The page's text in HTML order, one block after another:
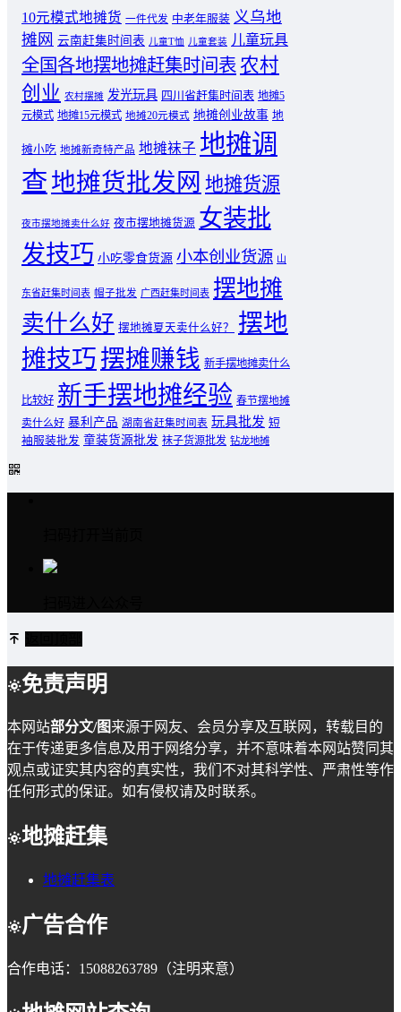
10元模式地摊货 一件代发 中老年服装 义乌地
摊网 云南赶集时间表 儿童T恤 儿童套装 儿童玩具
全国各地摆地摊赶集时间表 农村
创业 农村摆摊 发光玩具 四川省赶集时间表 地摊5
元模式 地摊15元模式 地摊20元模式 地摊创业故事 地
摊小吃 地摊新奇特产品 地摊袜子 地摊调
查地摊货批发网 地摊货源
夜市摆地摊卖什么好 夜市摆地摊货源 女装批
发技巧 小吃零食货源 小本创业货源 山
东省赶集时间表 帽子批发 广西赶集时间表 摆地摊
卖什么好 摆地摊夏天卖什么好？
摆地
摊技巧摆摊赚钱 新手摆地摊卖什么
比较好 新手摆地摊经验 春节摆地摊
卖什么好 暴利产品 湖南省赶集时间表 玩具批发 短
袖服装批发 童装货源批发 袜子货源批发 钻龙地摊
免责声明
本网站部分文/图来源于网友、会员分享及互联网，转载目的
在于传递更多信息及用于网络分享，并不意味着本网站赞同其
观点或证实其内容的真实性，我们不对其科学性、严肃性等作
任何形式的保证。如有侵权请及时联系。
地摊赶集
地摊赶集表
广告合作
合作电话：15088263789（注明来意）